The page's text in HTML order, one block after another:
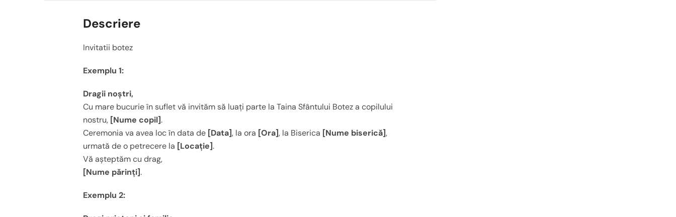
Descriere
Invitatii botez
Exemplu 1:
Dragii noștri,
Cu mare bucurie în suflet vă invităm să luați parte la Taina Sfântului Botez a copilului
nostru, [Nume copil].
Ceremonia va avea loc în data de [Data], la ora [Ora], la Biserica [Nume biserică],
urmată de o petrecere la [Locație].
Vă așteptăm cu drag,
[Nume părinți].
Exemplu 2: